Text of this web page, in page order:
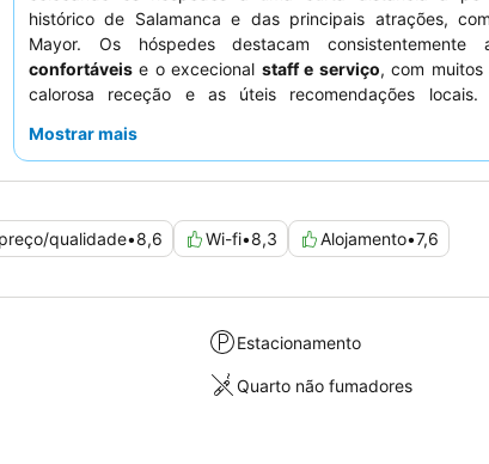
histórico de Salamanca e das principais atrações,
Mayor. Os hóspedes destacam consistentemente
confortáveis e o excecional staff e serviço, com muitos
calorosa receção e as úteis recomendações locais.
não estejam virados para a rua, devido ao ruído ocasional
Mostrar mais
qualidade•8,6 Wi-fi•8,3 Alojamento•7,6
Estacionamento
Quarto não fumadores